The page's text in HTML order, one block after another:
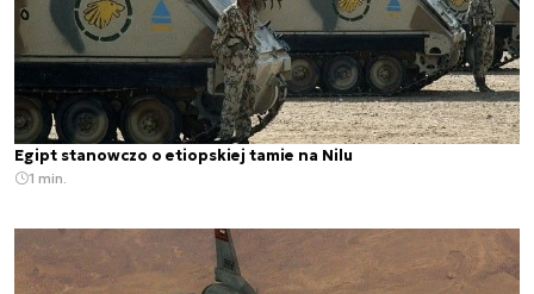
Egipt stanowczo o etiopskiej tamie na Nilu
1 min.